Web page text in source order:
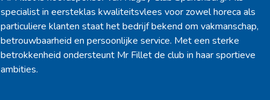
specialist in eersteklas kwaliteitsvlees voor zowel horeca als
particuliere klanten staat het bedrijf bekend om vakmanschap,
betrouwbaarheid en persoonlijke service. Met een sterke
betrokkenheid ondersteunt Mr Fillet de club in haar sportieve
ambities.